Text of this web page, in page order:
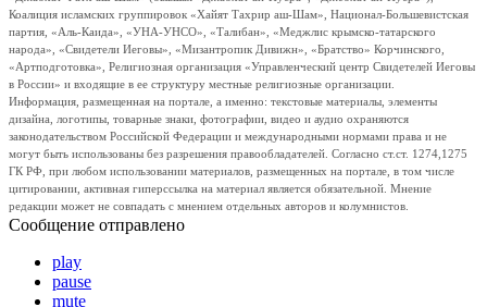
Коалиция исламских группировок «Хайят Тахрир аш-Шам», Национал-Большевистская
партия, «Аль-Каида», «УНА-УНСО», «Талибан», «Меджлис крымско-татарского
народа», «Свидетели Иеговы», «Мизантропик Дивижн», «Братство» Корчинского,
«Артподготовка», Религиозная организация «Управленческий центр Свидетелей Иеговы
в России» и входящие в ее структуру местные религиозные организации.
Информация, размещенная на портале, а именно: текстовые материалы, элементы
дизайна, логотипы, товарные знаки, фотографии, видео и аудио охраняются
законодательством Российской Федерации и международными нормами права и не
могут быть использованы без разрешения правообладателей. Согласно ст.ст. 1274,1275
ГК РФ, при любом использовании материалов, размещенных на портале, в том числе
цитировании, активная гиперссылка на материал является обязательной. Мнение
редакции может не совпадать с мнением отдельных авторов и колумнистов.
Сообщение отправлено
play
pause
mute